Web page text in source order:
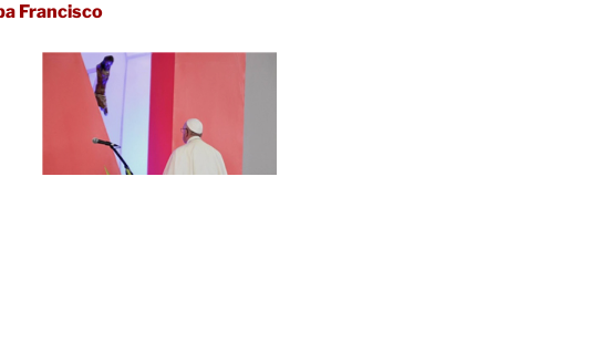
Francisco